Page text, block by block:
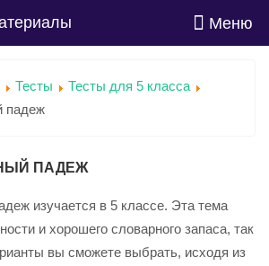
Меню
Тесты
Тесты для 5 класса
падеж
ПАДЕЖ
изучается в 5 классе. Эта тема
и хорошего словарного запаса, так
вы сможете выбрать, исходя из